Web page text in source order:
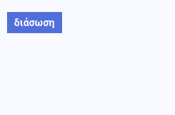
διάσωση